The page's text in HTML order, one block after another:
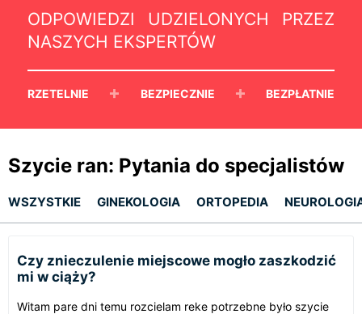
ODPOWIEDZI UDZIELONYCH PRZEZ
NASZYCH EKSPERTÓW
RZETELNIE + BEZPIECZNIE + BEZPŁATNIE
Szycie ran: Pytania do specjalistów
WSZYSTKIE GINEKOLOGIA ORTOPEDIA
Czy znieczulenie miejscowe mogło zaszkodzić
mi w ciąży?
Witam pare dni temu rozcielam reke potrzebne było szycie